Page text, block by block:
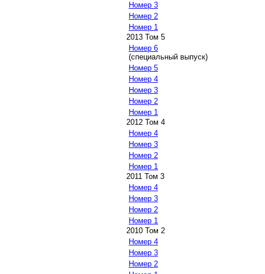
Номер 3
Номер 2
Номер 1
2013 Том 5
Номер 6
(специальный выпуск)
Номер 5
Номер 4
Номер 3
Номер 2
Номер 1
2012 Том 4
Номер 4
Номер 3
Номер 2
Номер 1
2011 Том 3
Номер 4
Номер 3
Номер 2
Номер 1
2010 Том 2
Номер 4
Номер 3
Номер 2